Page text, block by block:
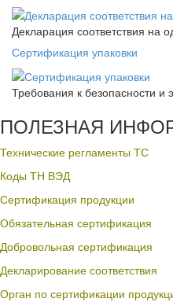
Декларация соответствия на
Сертификация упаковки
Требования к безопасности и
ПОЛЕЗНАЯ
Технические регламенты ТС
Коды ТН ВЭД
Сертификация продукции
Обязательная сертификация
Добровольная сертификация
Декларирование соответствия
Орган по сертификации